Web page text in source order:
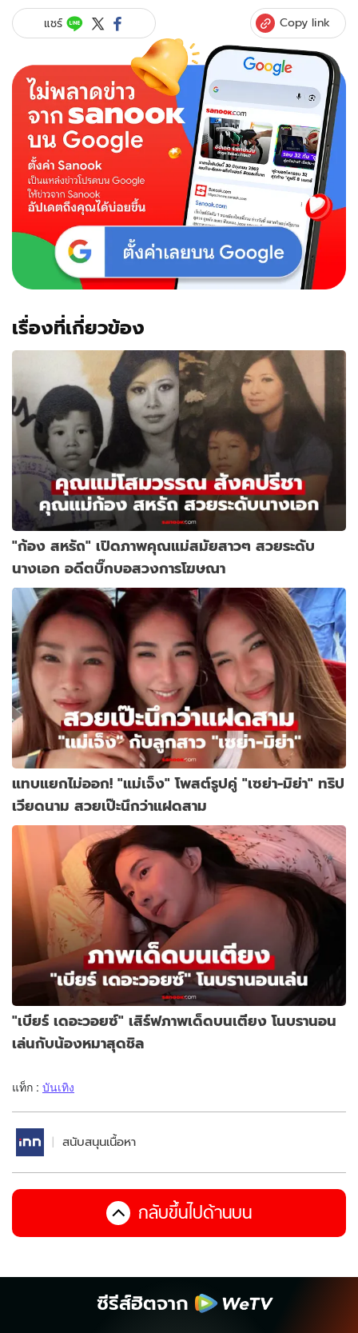
แชร์ Copy link
เรื่องที่เกี่ยวข้อง
"ก้อง สหรัถ" เปิดภาพคุณแม่สมัยสาวๆ สวยระดับ
นางเอก อดีตบิ๊กบอสวงการโฆษณา
แทบแยกไม่ออก! "แม่เจ็ง" โพสต์รูปคู่ "เซย่า-มิย่า" ทริป
เวียดนาม สวยเป๊ะนึกว่าแฝดสาม
"เบียร์ เดอะวอยซ์" เสิร์ฟภาพเด็ดบนเตียง โนบรานอน
เล่นกับน้องหมาสุดชิล
แท็ก : บันเทิง
สนับสนุนเนื้อหา
กลับขึ้นไปด้านบน
ซีรีส์ฮิตจาก